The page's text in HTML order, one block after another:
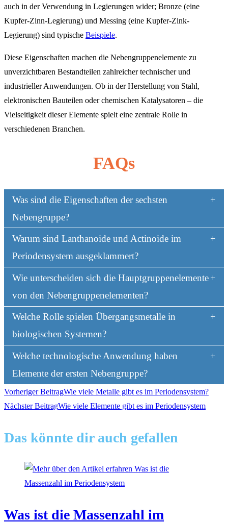
auch in der Verwendung in Legierungen wider; Bronze (eine
Kupfer-Zinn-Legierung) und Messing (eine Kupfer-Zink-
Legierung) sind typische Beispiele.
Diese Eigenschaften machen die Nebengruppenelemente zu
unverzichtbaren Bestandteilen zahlreicher technischer und
industrieller Anwendungen. Ob in der Herstellung von Stahl,
elektronischen Bauteilen oder chemischen Katalysatoren – die
Vielseitigkeit dieser Elemente spielt eine zentrale Rolle in
verschiedenen Branchen.
FAQs
Was sind die Eigenschaften der sechsten
Nebengruppe?
Warum sind Lanthanoide und Actinoide im
Periodensystem ausgeklammert?
Wie unterscheiden sich die Hauptgruppenelemente
von den Nebengruppenelementen?
Welche Rolle spielen Übergangsmetalle in
biologischen Systemen?
Welche technologische Anwendung haben
Elemente der ersten Nebengruppe?
Weitere
ansehen
Vorheriger BeitragWie viele Metalle gibt es im Periodensystem?
Nächster BeitragWie viele Elemente gibt es im Periodensystem
Das könnte dir auch gefallen
Was ist die Massenzahl im